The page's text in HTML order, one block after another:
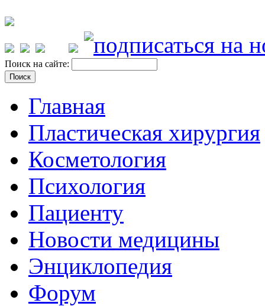
Поиск на сайте:
Главная
Пластическая хирургия
Косметология
Психология
Пациенту
Новости медицины
Энциклопедия
Форум